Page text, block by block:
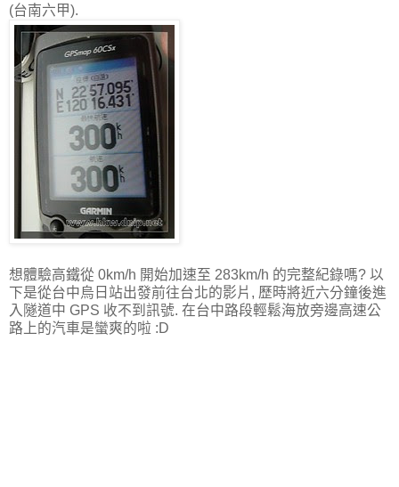
(台南六甲).
想體驗高鐵從 0km/h 開始加速至 283km/h 的完整紀錄嗎? 以
下是從台中烏日站出發前往台北的影片, 歷時將近六分鐘後進
入隧道中 GPS 收不到訊號. 在台中路段輕鬆海放旁邊高速公
路上的汽車是蠻爽的啦 :D